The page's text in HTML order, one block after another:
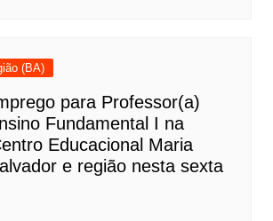
(BA)
para Professor(a)
Fundamental I na
Educacional Maria
e região nesta sexta